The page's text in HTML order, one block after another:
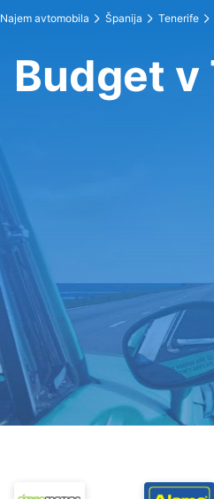
Najem avtomobila Španija Tenerife
Budget v